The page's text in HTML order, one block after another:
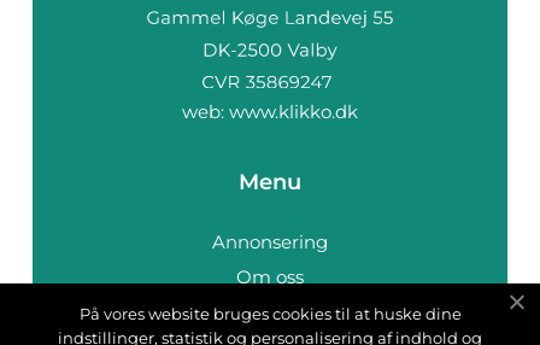
web: www.klikko.dk
Menu
Annonsering
Om oss
Cookies
På vores website bruges cookies til at huske dine
indstillinger, statistik og personalisering af indhold og